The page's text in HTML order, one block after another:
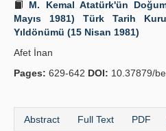
Writing Rules
Principles
Publication Policies
M. Kemal Atatürk'ün
Mayıs 1981) Türk Tarih
Yıldönümü (15 Nisan 1981)
Afet İnan
Pages: 629-642 DOI: 10.37879/
Abstract Full Text PDF